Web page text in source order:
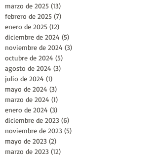
marzo de 2025 (13)
febrero de 2025 (7)
enero de 2025 (12)
diciembre de 2024 (5)
noviembre de 2024 (3)
octubre de 2024 (5)
agosto de 2024 (3)
julio de 2024 (1)
mayo de 2024 (3)
marzo de 2024 (1)
enero de 2024 (3)
diciembre de 2023 (6)
noviembre de 2023 (5)
mayo de 2023 (2)
marzo de 2023 (12)